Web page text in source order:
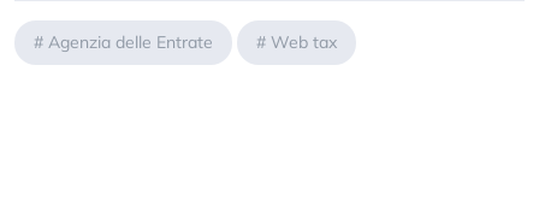
# Agenzia delle Entrate # Web tax